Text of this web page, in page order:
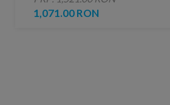
1,071.00 RON